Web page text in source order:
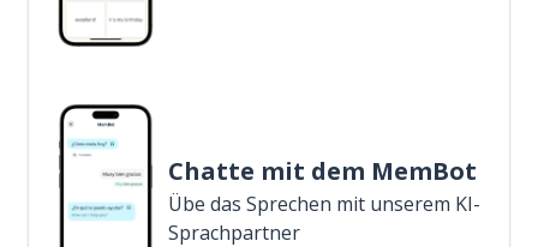
Chatte mit dem MemBot
Übe das Sprechen mit unserem KI-
Sprachpartner